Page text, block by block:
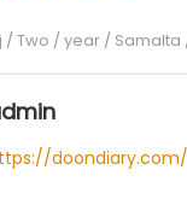
/ Two / year / Samalta
doondiary.com/